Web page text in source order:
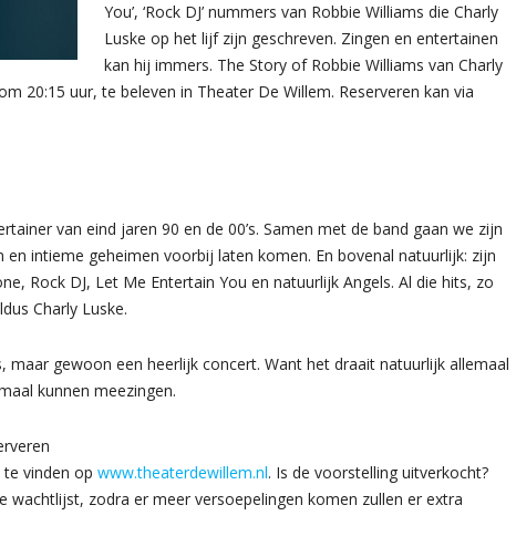
You’, ‘Rock DJ’ nummers van Robbie Williams die Charly
Luske op het lijf zijn geschreven. Zingen en entertainen
kan hij immers. The Story of Robbie Williams van Charly
20:15 uur, te beleven in Theater De Willem. Reserveren kan via
van eind jaren 90 en de 00’s. Samen met de band gaan we zijn
intieme geheimen voorbij laten komen. En bovenal natuurlijk: zijn
Rock DJ, Let Me Entertain You en natuurlijk Angels. Al die hits, zo
Charly Luske.
maar gewoon een heerlijk concert. Want het draait natuurlijk allemaal
kunnen meezingen.
vinden op www.theaterdewillem.nl. Is de voorstelling uitverkocht?
wachtlijst, zodra er meer versoepelingen komen zullen er extra